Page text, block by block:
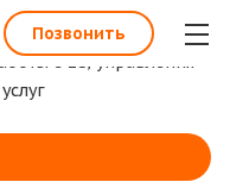
с 1С, управления
Позвонить